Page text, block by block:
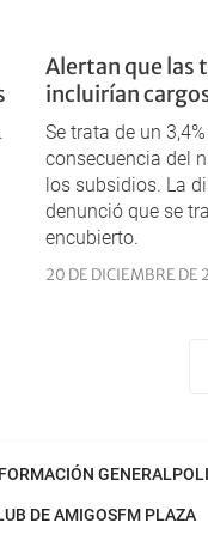
Alertan que las
incluirían
Se trata de un
consecuencia del
los subsidios. La
denunció que se
encubierto.
20 DE DICIEMBRE
GENERAL
DE AMIGOSFM PLAZA